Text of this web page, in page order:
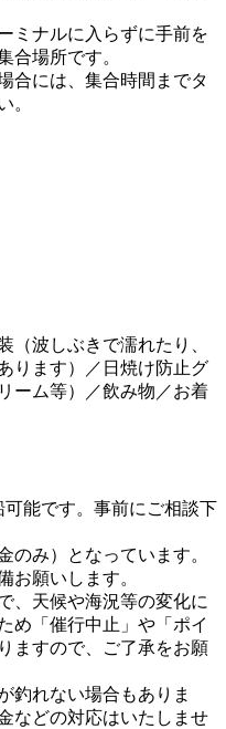
ミナルに入らずに手前を
合場所です。
合には、集合時間までタ
。
（波しぶきで濡れたり、
ります）／日焼け防止グ
ーム等）／飲み物／お着
能です。事前にご相談下
み）となっています。
お願いします。
、天候や海況等の変化に
め「催行中止」や「ポイ
ますので、ご了承をお願
釣れない場合もありま
などの対応はいたしませ